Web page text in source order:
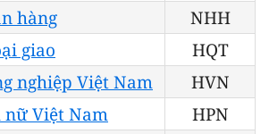
hàng
NHH
giao
HQT
nghiệp Việt Nam
HVN
nữ Việt Nam
HPN